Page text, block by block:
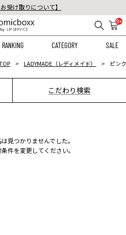
受け取りについて】
のご注文で送料無料！
9+
RANKING CATEGORY SALE
LADYMADE（レディメイド） ピン
こだわり検索
見つかりませんでした。
件を変更してください。